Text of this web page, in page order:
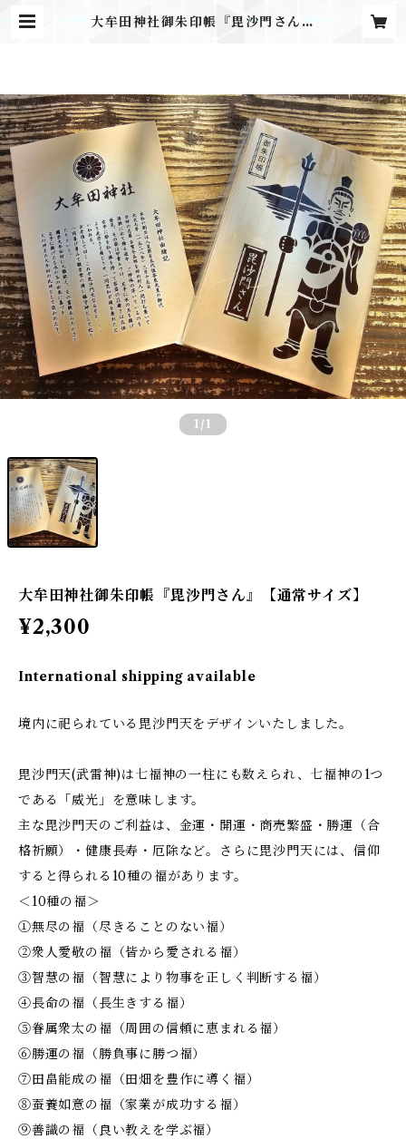
大牟田神社御朱印帳『毘沙門さん』
1 /1
大牟田神社御朱印帳『毘沙門さん』【通常サイズ】
¥2,300
International shipping available
境内に祀られている毘沙門天をデザインいたしました。
毘沙門天(武雷神)は七福神の一柱にも数えられ、七福神の1つ
である「威光」を意味します。
主な毘沙門天のご利益は、金運・開運・商売繁盛・勝運（合
格祈願）・健康長寿・厄除など。さらに毘沙門天には、信仰
すると得られる10種の福があります。
＜10種の福＞
①無尽の福（尽きることのない福）
②衆人愛敬の福（皆から愛される福）
③智慧の福（智慧により物事を正しく判断する福）
④長命の福（長生きする福）
⑤眷属衆太の福（周囲の信頼に恵まれる福）
⑥勝運の福​（勝負事に勝つ福）
⑦田畠能成の福​（田畑を豊作に導く福）
⑧蚕養如意の福（家業が成功する福）
⑨善識の福（良い教えを学ぶ福）